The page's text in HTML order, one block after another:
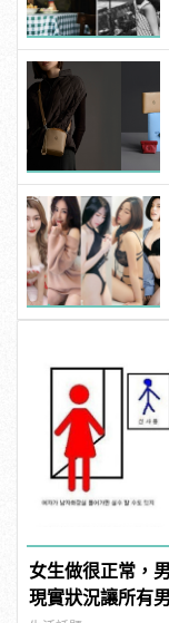
女生做很正常，
現實狀況讓所有